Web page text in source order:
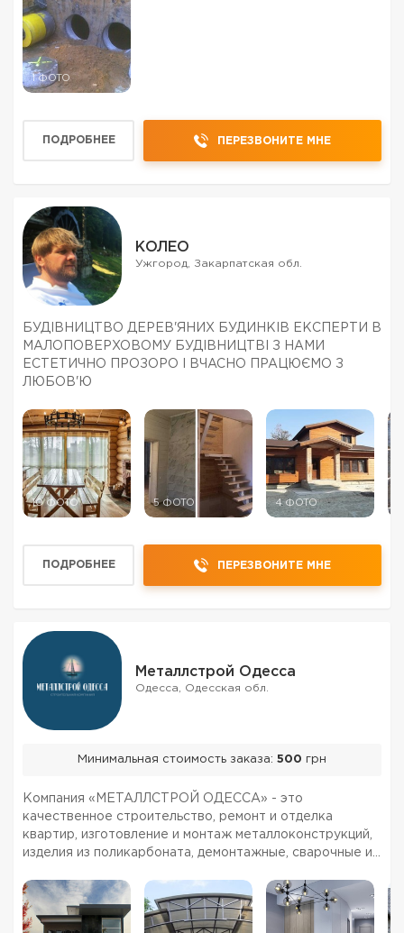
1 ФОТО
ПОДРОБНЕЕ ПЕРЕЗВОНИТЕ МНЕ
КОЛЕО
Ужгород, Закарпатская обл.
БУДІВНИЦТВО ДЕРЕВ'ЯНИХ БУДИНКІВ ЕКСПЕРТИ В
МАЛОПОВЕРХОВОМУ БУДІВНИЦТВІ З НАМИ
ЕСТЕТИЧНО ПРОЗОРО І ВЧАСНО ПРАЦЮЄМО З
ЛЮБОВ'Ю
10 ФОТО 5 ФОТО 4 ФОТО
ПОДРОБНЕЕ ПЕРЕЗВОНИТЕ МНЕ
Металлстрой Одесса
Одесса, Одесская обл.
Минимальная стоимость заказа: 500 грн
Компания «МЕТАЛЛСТРОЙ ОДЕССА» - это
качественное строительство, ремонт и отделка
квартир, изготовление и монтаж металлоконструкций,
изделия из поликарбоната, демонтажные, сварочные и
индивидуальный подход, гарантия качества. На рынке
ремонтно-стро...